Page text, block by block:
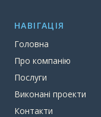
НАВІГАЦІЯ
Головна
Про компанію
Послуги
Виконані проекти
Контакти